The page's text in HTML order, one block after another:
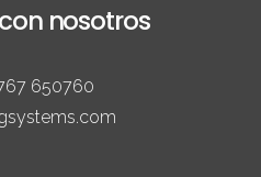
nosotros
650760